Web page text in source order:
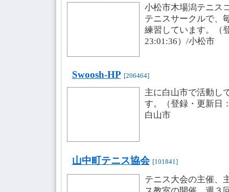
小松市木場潟テニス
テニスサークルで、
練習しています。（
23:01:36）/小松市
Swoosh-HP [206464]
主に白山市で活動し
す。（登録・更新日
白山市
山中町テニス協会 [101841]
テニス大会の主催、